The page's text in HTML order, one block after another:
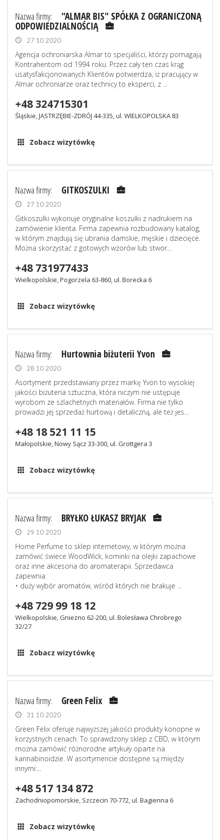
Nazwa firmy: "ALMAR BIS" SPÓŁKA Z OGRANICZONĄ
ODPOWIEDZIALNOŚCIĄ
27 10 2020
Agencja ochroniarska Almar to specjaliści, którzy pomagają
Kontrahentom od 1994 roku. Przez cały ten czas krąg
usatysfakcjonowanych Klientów potwierdza, iż pracujący w
Almar ochroniarze oraz technicy to eksperci, z ...
+48 324715301
Śląskie, JASTRZĘBIE-ZDRÓJ 44-335, ul. WIELKOPOLSKA 83
Zobacz wizytówkę
Nazwa firmy: GITKOSZULKI
27 10 2020
Gitkoszulki wykonuje oryginalne koszulki z nadrukiem na
zamówienie klienta. Firma zapewnia rozbudowany katalog,
w którym znajdują się ubrania damskie, męskie i dziecięce.
Można skorzystać z gotowych wzorów lub stwor...
+48 731977433
Wielkopolskie, Pogorzela 63-860, ul. Borecka 6
Zobacz wizytówkę
Nazwa firmy: Hurtownia biżuterii Yvon
28 10 2020
Asortyment przedstawiany przez markę Yvon to wysokiej
jakości biżuteria sztuczna, która niczym nie ustępuje
wyrobom ze szlachetnych materiałów. Firma nie tylko
prowadzi jej sprzedaż hurtową i detaliczną, ale też jes...
+48 18 521 11 15
Małopolskie, Nowy Sącz 33-300, ul. Grottgera 3
Zobacz wizytówkę
Nazwa firmy: BRYŁKO ŁUKASZ BRYJAK
29 10 2020
Home Perfume to sklep internetowy, w którym można
zamówić świece WoodWick, kominki na olejki zapachowe
oraz inne akcesoria do aromaterapii. Sprzedawca
zapewnia:
• duży wybór aromatów, wśród których nie brakuje ...
+48 729 99 18 12
Wielkopolskie, Gniezno 62-200, ul. Bolesława Chrobrego
32/27
Zobacz wizytówkę
Nazwa firmy: Green Felix
31 10 2020
Green Felix oferuje najwyższej jakości produkty konopne w
korzystnych cenach. To sprawdzony sklep z CBD, w którym
można zamówić różnorodne artykuły oparte na
kannabinoidzie. W asortymencie dostępne są między
innymi:...
+48 517 134 872
Zachodniopomorskie, Szczecin 70-772, ul. Bagienna 6
Zobacz wizytówkę